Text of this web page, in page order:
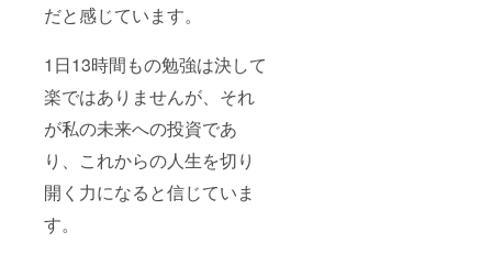
だと感じています。
1日13時間もの勉強は決して
楽ではありませんが、それ
が私の未来への投資であ
り、これからの人生を切り
開く力になると信じていま
す。